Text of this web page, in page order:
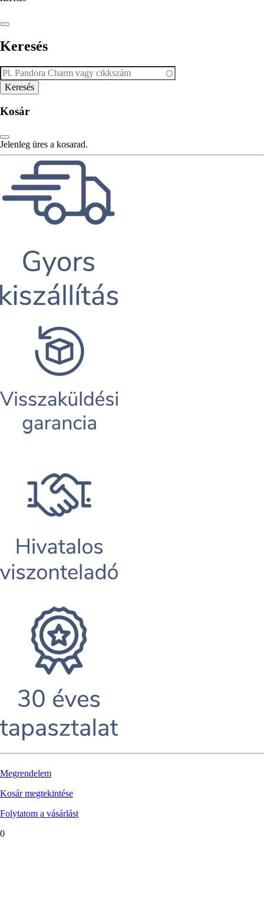
Keresés
Kosár
Jelenleg üres a kosarad.
Megrendelem
Kosár megtekintése
Folytatom a vásárlást
0